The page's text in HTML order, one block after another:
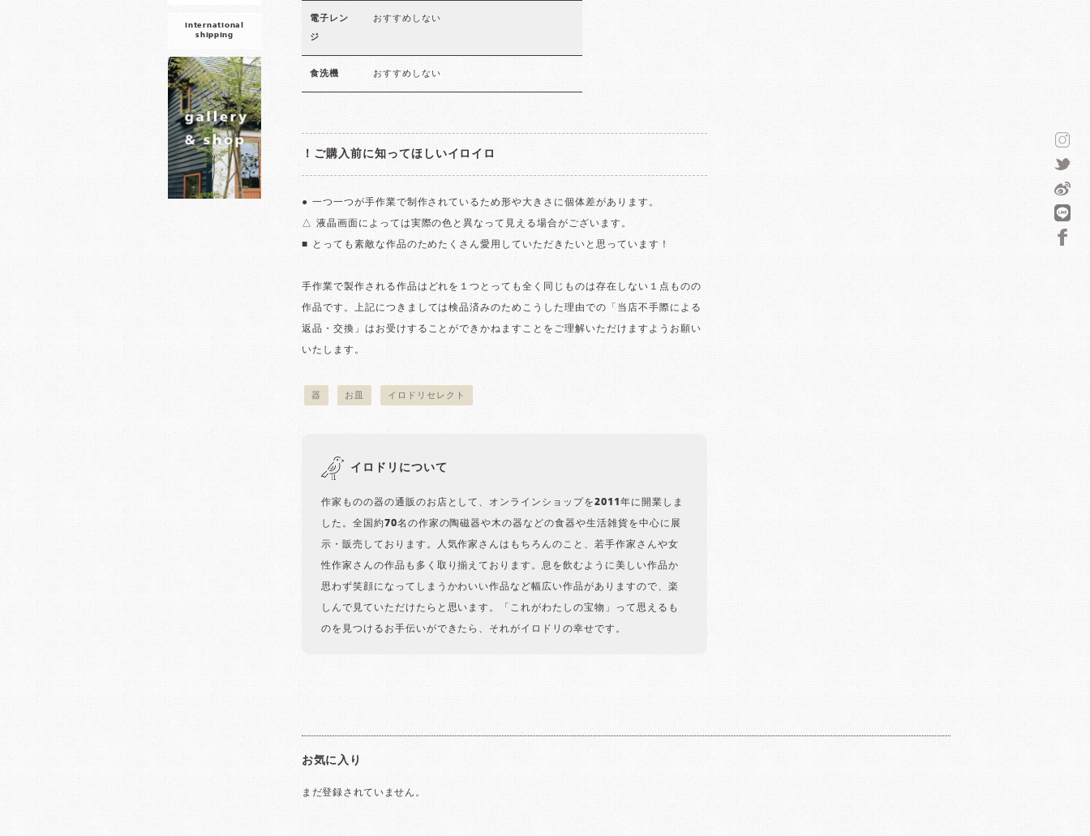
international
shipping
電子レン
ジ
おすすめしない
食洗機 おすすめしない
！ご購入前に知ってほしいイロイロ
● 一つ一つが手作業で制作されているため形や大きさに個体差があります。
△ 液晶画面によっては実際の色と異なって見える場合がございます。
■ とっても素敵な作品のためたくさん愛用していただきたいと思っています！
手作業で製作される作品はどれを１つとっても全く同じものは存在しない１点ものの
作品です。上記につきましては検品済みのためこうした理由での「当店不手際による
返品・交換」はお受けすることができかねますことをご理解いただけますようお願い
いたします。
器 お皿 イロドリセレクト
イロドリについて
作家ものの器の通販のお店として、オンラインショップを2011年に開業しま
した。全国約70名の作家の陶磁器や木の器などの食器や生活雑貨を中心に展
示・販売しております。人気作家さんはもちろんのこと、若手作家さんや女
性作家さんの作品も多く取り揃えております。息を飲むように美しい作品か
思わず笑顔になってしまうかわいい作品など幅広い作品がありますので、楽
しんで見ていただけたらと思います。「これがわたしの宝物」って思えるも
のを見つけるお手伝いができたら、それがイロドリの幸せです。
お気に入り
まだ登録されていません。